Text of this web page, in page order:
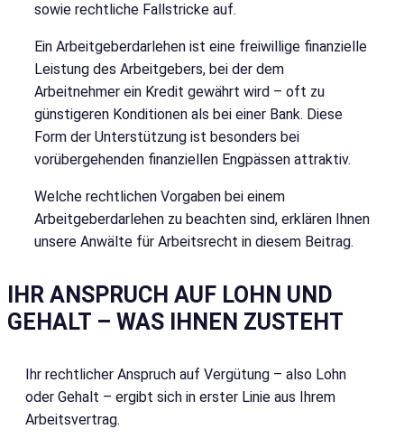
sowie rechtliche Fallstricke auf.
Ein Arbeitgeberdarlehen ist eine freiwillige finanzielle
Leistung des Arbeitgebers, bei der dem
Arbeitnehmer ein Kredit gewährt wird – oft zu
günstigeren Konditionen als bei einer Bank. Diese
Form der Unterstützung ist besonders bei
vorübergehenden finanziellen Engpässen attraktiv.
Welche rechtlichen Vorgaben bei einem
Arbeitgeberdarlehen zu beachten sind, erklären Ihnen
unsere Anwälte für Arbeitsrecht in diesem Beitrag.
IHR ANSPRUCH AUF LOHN UND
GEHALT – WAS IHNEN ZUSTEHT
Ihr rechtlicher Anspruch auf Vergütung – also Lohn
oder Gehalt – ergibt sich in erster Linie aus Ihrem
Arbeitsvertrag.